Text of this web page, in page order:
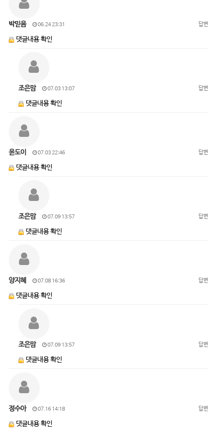
박믿음 06.24 23:31 답변
댓글내용 확인
조은맘 07.03 13:07 답변
댓글내용 확인
윤도이 07.03 22:46 답변
댓글내용 확인
조은맘 07.09 13:57 답변
댓글내용 확인
양지혜 07.08 16:36 답변
댓글내용 확인
조은맘 07.09 13:57 답변
댓글내용 확인
정수아 07.16 14:18 답변
댓글내용 확인